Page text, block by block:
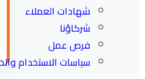
شهادات العملاء
شركاؤنا
فرص عمل
سياسات الاستخدام